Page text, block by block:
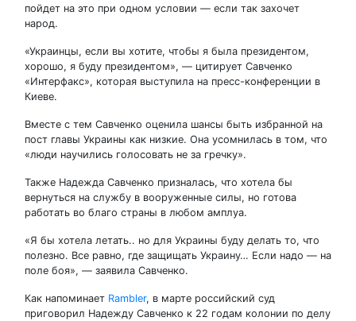
пойдет на это при одном условии — если так захочет
народ.
«Украинцы, если вы хотите, чтобы я была президентом,
хорошо, я буду президентом», — цитирует Савченко
«Интерфакс», которая выступила на пресс-конференции в
Киеве.
Вместе с тем Савченко оценила шансы быть избранной на
пост главы Украины как низкие. Она усомнилась в том, что
«люди научились голосовать не за гречку».
Также Надежда Савченко призналась, что хотела бы
вернуться на службу в вооруженные силы, но готова
работать во благо страны в любом амплуа.
«Я бы хотела летать.. но для Украины буду делать то, что
полезно. Все равно, где защищать Украину… Если надо — на
поле боя», — заявила Савченко.
Как напоминает Rambler, в марте российский суд
приговорил Надежду Савченко к 22 годам колонии по делу